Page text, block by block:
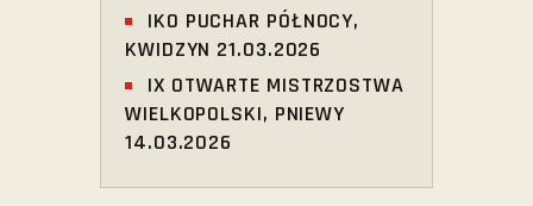
IKO PUCHAR PÓŁNOCY,
KWIDZYN 21.03.2026
IX OTWARTE MISTRZOSTWA
WIELKOPOLSKI, PNIEWY
14.03.2026